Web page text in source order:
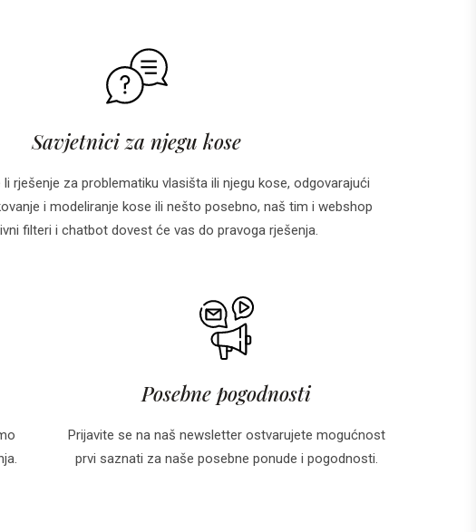
Savjetnici za njegu kose
rješenje za problematiku vlasišta ili njegu kose, odgovarajući
i modeliranje kose ili nešto posebno, naš tim i webshop
filteri i chatbot dovest će vas do pravoga rješenja.
Posebne pogodnosti
Prijavite se na naš newsletter ostvarujete mogućnost
prvi saznati za naše posebne ponude i pogodnosti.